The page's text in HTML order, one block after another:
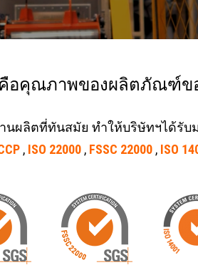
อคุณภาพของผลิตภัณฑ์ขอ
นผลิตที่ทันสมัย ทำให้บริษัทฯได้รั
, ISO 22000 , FSSC 22000 , ISO